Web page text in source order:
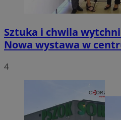
Sztuka i chwila
Nowa wystawa w
4